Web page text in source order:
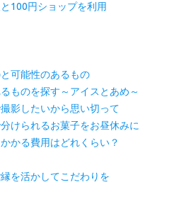
100円ショップを利用
可能性のあるもの
ものを探す～アイスとあめ～
影したいから思い切って
けられるお菓子をお昼休みに
かる費用はどれくらい？
を活かしてこだわりを